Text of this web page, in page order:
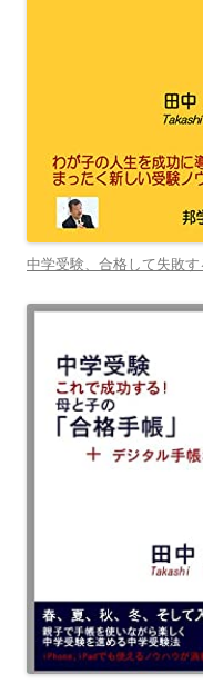
中学受験、合格して失敗